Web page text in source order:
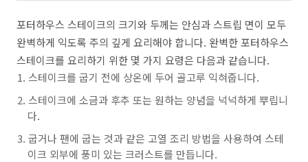
포터하우스 스테이크의 크기와 두께는 안심과 스트립 면이 모두
완벽하게 익도록 주의 깊게 요리해야 합니다. 완벽한 포터하우스
스테이크를 요리하기 위한 몇 가지 요령은 다음과 같습니다.
스테이크를 굽기 전에 상온에 두어 골고루 익혀줍니다.
스테이크에 소금과 후추 또는 원하는 양념을 넉넉하게 뿌립니
다.
굽거나 팬에 굽는 것과 같은 고열 조리 방법을 사용하여 스테
이크 외부에 풍미 있는 크러스트를 만듭니다.